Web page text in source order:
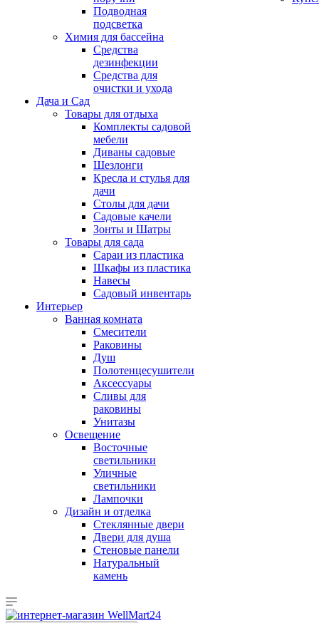
Подводная
подсветка
Химия для бассейна
Средства
дезинфекции
Средства для
очистки и ухода
Дача и Сад
Товары для отдыха
Комплекты садовой
мебели
Диваны садовые
Шезлонги
Кресла и стулья для
дачи
Столы для дачи
Садовые качели
Зонты и Шатры
Товары для сада
Сараи из пластика
Шкафы из пластика
Навесы
Садовый инвентарь
Интерьер
Ванная комната
Смесители
Раковины
Душ
Полотенцесушители
Аксессуары
Сливы для
раковины
Унитазы
Освещение
Восточные
светильники
Уличные
светильники
Лампочки
Дизайн и отделка
Стеклянные двери
Двери для душа
Стеновые панели
Натуральный
камень